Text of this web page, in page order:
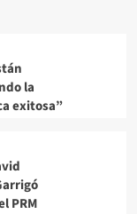
la
exitosa”
PRM